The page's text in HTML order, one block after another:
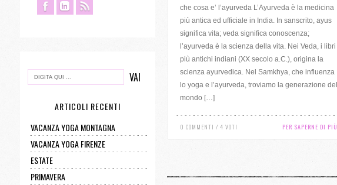
ARTICOLI RECENTI
VACANZA YOGA MONTAGNA
VACANZA YOGA FIRENZE
ESTATE
PRIMAVERA
che cosa e’ l’ayurveda L’Ayurveda è la medicina
più antica ed ufficiale in India. In sanscrito, ayus
significa vita; veda significa conoscenza;
l’ayurveda è la scienza della vita. Nei Veda, i libri
più antichi indiani (XX secolo a.C.), origina la
scienza ayurvedica. Nel Samkhya, che influenza
lo yoga e l’ayurveda, troviamo la generazione del
mondo […]
0 COMMENTI / 4 VOTI PER SAPERNE DI PIÙ